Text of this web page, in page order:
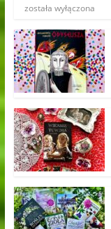
została wyłączona